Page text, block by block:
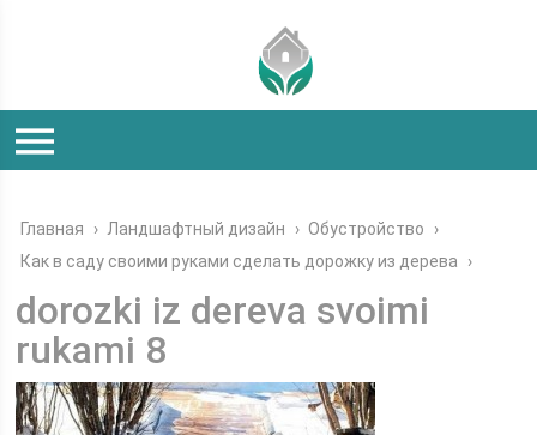
Главная › Ландшафтный дизайн › Обустройство
›
Как в саду своими руками сделать дорожку из дерева
›
dorozki iz dereva svoimi
rukami 8